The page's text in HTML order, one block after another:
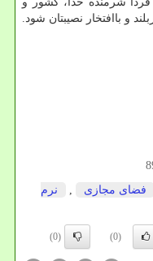
و باافتخار نصیبتان شود.
فضای مجازی
نرم
(0)
(0)